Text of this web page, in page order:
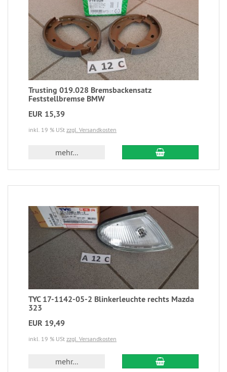
Trusting 019.028 Bremsbackensatz
Feststellbremse BMW
EUR 15,39
inkl. 19 % USt zzgl. Versandkosten
mehr...
TYC 17-1142-05-2 Blinkerleuchte rechts Mazda
323
EUR 19,49
inkl. 19 % USt zzgl. Versandkosten
mehr...